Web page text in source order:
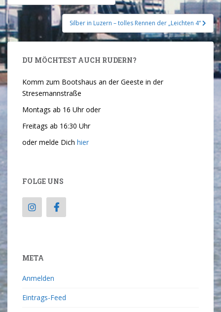
Silber in Luzern – tolles Rennen der „Leichten 4“
DU MÖCHTEST AUCH RUDERN?
Komm zum Bootshaus an der Geeste in der
Stresemannstraße
Montags ab 16 Uhr oder
Freitags ab 16:30 Uhr
oder melde Dich hier
FOLGE UNS
META
Anmelden
Eintrags-Feed